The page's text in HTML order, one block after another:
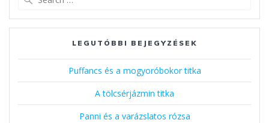
LEGUTÓBBI BEJEGYZÉSEK
Puffancs és a mogyoróbokor titka
A tölcsérjázmin titka
Panni és a varázslatos rózsa